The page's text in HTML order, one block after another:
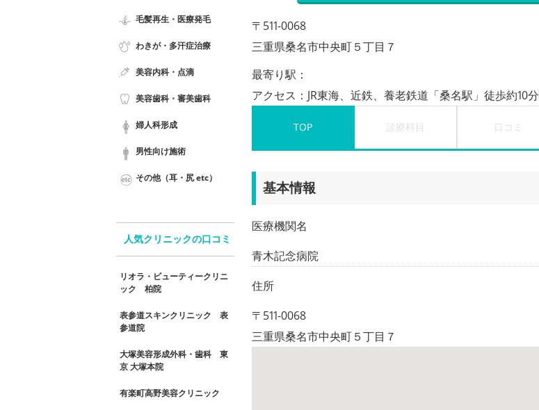
〒511-0068
三重県桑名市中央町５丁目７
最寄り駅：
アクセス：JR東海、近鉄、養老鉄道「桑名駅」徒歩約10分
TOP 診療科目 口コミ
基本情報
医療機関名
青木記念病院
住所
〒511-0068
三重県桑名市中央町５丁目７
毛髪再生・医療発毛
わきが・多汗症治療
美容内科・点滴
美容歯科・審美歯科
婦人科形成
男性向け施術
その他（耳・尻 etc）
人気クリニックの口コミ
リオラ・ビューティークリニ
ック 柏院
表参道スキンクリニック 表
参道院
大塚美容形成外科・歯科 東
京 大塚本院
有楽町高野美容クリニック